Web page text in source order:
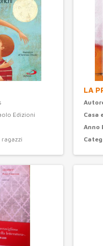
Edizioni
ragazzi
LA
Casa
Anno